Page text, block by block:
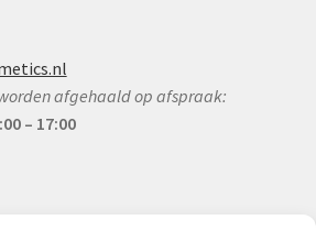
afgehaald op afspraak:
– 17:00